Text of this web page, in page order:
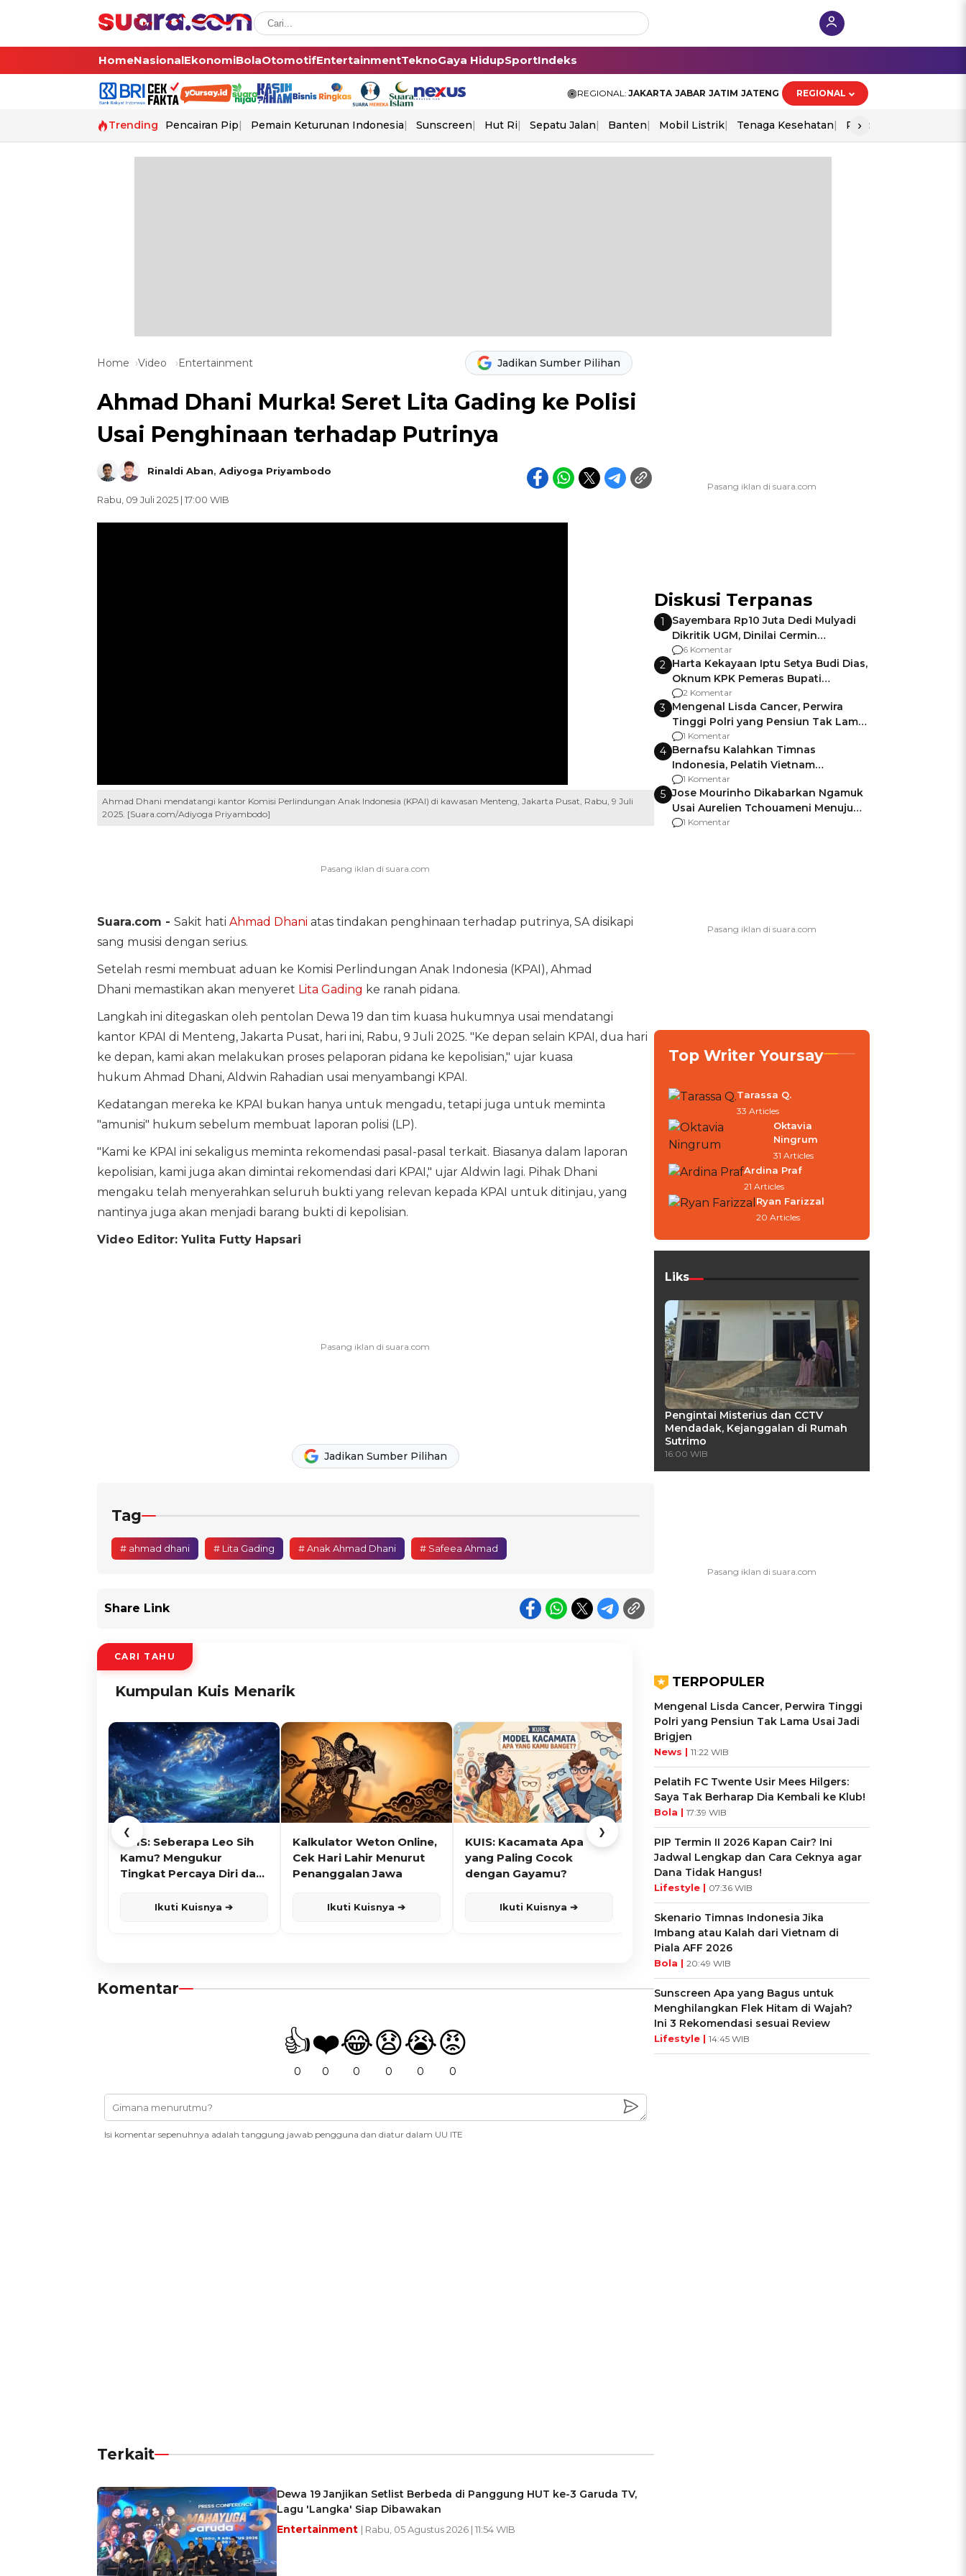
HomeNasionalEkonomiBolaOtomotifEntertainmentTeknoGaya HidupSportIndeks
REGIONAL: JAKARTA JABAR JATIM JATENG REGIONAL
Trending Pencairan Pip Pemain Keturunan Indonesia Sunscreen Hut Ri Sepatu Jalan Banten Mobil Listrik Tenaga Kesehatan Piala Aff 2026
›
Home Video Entertainment Jadikan Sumber Pilihan
Ahmad Dhani Murka! Seret Lita Gading ke Polisi
Usai Penghinaan terhadap Putrinya
Rinaldi Aban, Adiyoga Priyambodo
Rabu, 09 Juli 2025 | 17:00 WIB
Ahmad Dhani mendatangi kantor Komisi Perlindungan Anak Indonesia (KPAI) di kawasan Menteng, Jakarta Pusat, Rabu, 9 Juli
2025. [Suara.com/Adiyoga Priyambodo]
Suara.com - Sakit hati Ahmad Dhani atas tindakan penghinaan terhadap putrinya, SA disikapi
sang musisi dengan serius.
Setelah resmi membuat aduan ke Komisi Perlindungan Anak Indonesia (KPAI), Ahmad
Dhani memastikan akan menyeret Lita Gading ke ranah pidana.
Langkah ini ditegaskan oleh pentolan Dewa 19 dan tim kuasa hukumnya usai mendatangi
kantor KPAI di Menteng, Jakarta Pusat, hari ini, Rabu, 9 Juli 2025. "Ke depan selain KPAI, dua hari
ke depan, kami akan melakukan proses pelaporan pidana ke kepolisian," ujar kuasa
hukum Ahmad Dhani, Aldwin Rahadian usai menyambangi KPAI.
Kedatangan mereka ke KPAI bukan hanya untuk mengadu, tetapi juga untuk meminta
"amunisi" hukum sebelum membuat laporan polisi (LP).
"Kami ke KPAI ini sekaligus meminta rekomendasi pasal-pasal terkait. Biasanya dalam laporan
kepolisian, kami juga akan dimintai rekomendasi dari KPAI," ujar Aldwin lagi. Pihak Dhani
mengaku telah menyerahkan seluruh bukti yang relevan kepada KPAI untuk ditinjau, yang
nantinya juga akan menjadi barang bukti di kepolisian.
Video Editor: Yulita Futty Hapsari
Jadikan Sumber Pilihan
Tag
# ahmad dhani # Lita Gading # Anak Ahmad Dhani # Safeea Ahmad
Share Link
CARI TAHU
Kumpulan Kuis Menarik
❮
KUIS: Seberapa Leo Sih
Kamu? Mengukur
Tingkat Percaya Diri dan
Ikuti Kuisnya ➔
Kalkulator Weton Online,
Cek Hari Lahir Menurut
Penanggalan Jawa
Ikuti Kuisnya ➔
KUIS: Kacamata Apa
yang Paling Cocok
dengan Gayamu?
Ikuti Kuisnya ➔
KUIS: Sepatu Mana yang
Cocok dengan
Kepribadianmu?
Ikuti Kuisnya ➔
KUIS: Seberapa Kenal
Kamu dengan Si Zodiak
Ikuti Kuisnya ➔
❯
Komentar
👍
0
❤️
0
😂
0
😧
0
😭
0
😡
0
Isi komentar sepenuhnya adalah tanggung jawab pengguna dan diatur dalam UU ITE
Terkait
Dewa 19 Janjikan Setlist Berbeda di Panggung HUT ke-3 Garuda TV,
Lagu 'Langka' Siap Dibawakan
Entertainment | Rabu, 05 Agustus 2026 | 11:54 WIB
Diskusi Terpanas
1
Sayembara Rp10 Juta Dedi Mulyadi
Dikritik UGM, Dinilai Cermin
Gagalnya Negara Jamin Keamanan
6 Komentar
2 Harta Kekayaan Iptu Setya Budi Dias,
Oknum KPK Pemeras Bupati
Pemalang
2 Komentar
3 Mengenal Lisda Cancer, Perwira
Tinggi Polri yang Pensiun Tak Lama
Usai Jadi Brigjen
1 Komentar
4 Bernafsu Kalahkan Timnas
Indonesia, Pelatih Vietnam
Berencana Pakai Jimat di Pakansari
1 Komentar
5 Jose Mourinho Dikabarkan Ngamuk
Usai Aurelien Tchouameni Menuju
Manchester United
1 Komentar
Top Writer Yoursay
Tarassa Q.
33 Articles
Oktavia
Ningrum
31 Articles
Ardina Praf
21 Articles
Ryan Farizzal
20 Articles
Liks
Pengintai Misterius dan CCTV
Mendadak, Kejanggalan di Rumah
Sutrimo
16:00 WIB
TERPOPULER
Mengenal Lisda Cancer, Perwira Tinggi
Polri yang Pensiun Tak Lama Usai Jadi
Brigjen
News | 11:22 WIB
Pelatih FC Twente Usir Mees Hilgers:
Saya Tak Berharap Dia Kembali ke Klub!
Bola | 17:39 WIB
PIP Termin II 2026 Kapan Cair? Ini
Jadwal Lengkap dan Cara Ceknya agar
Dana Tidak Hangus!
Lifestyle | 07:36 WIB
Skenario Timnas Indonesia Jika
Imbang atau Kalah dari Vietnam di
Piala AFF 2026
Bola | 20:49 WIB
Sunscreen Apa yang Bagus untuk
Menghilangkan Flek Hitam di Wajah?
Ini 3 Rekomendasi sesuai Review
Lifestyle | 14:45 WIB